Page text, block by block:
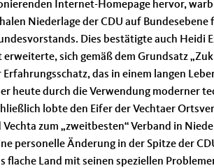
Internet-Homepage hervor,
Niederlage der CDU auf Bundesebene
Dies bestätigte auch Heidi
erweiterte, sich gemäß dem Grundsatz
das in einem langen
heute durch die Verwendung moderner
lobte den Eifer der Vechtaer
zum „zweitbesten“ Verband in
personelle Änderung in der Spitze der
flache Land mit seinen speziellen